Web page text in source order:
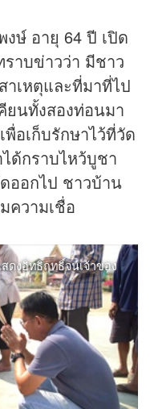
ษ์ อายุ 64 ปี เปิด
าบข่าวว่า มีชาว
าเหตุและที่มาที่ไป
ยนทั้งสองท่อนมา
อเก็บรักษาไว้ที่วัด
ด้กราบไหว้บูชา
ออกไป ชาวบ้าน
ความเชื่อ